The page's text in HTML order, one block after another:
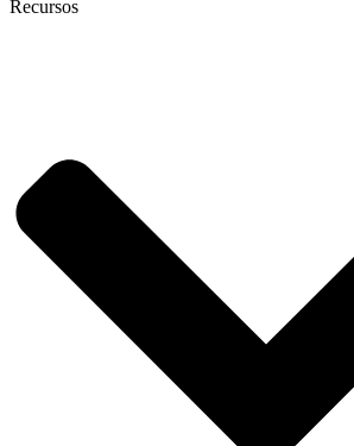
Recursos